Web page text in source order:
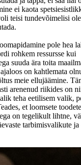
ei kaota
teisi tundevõimelisi
pole hea
rohkem ressursse kui
suuda ära toita
on kahtlemata
meie ellujäämine.
arenenud riikides on
teha eetilisem valik,
et loomsete
on tegelikult lihtne,
tarbimisvalikute